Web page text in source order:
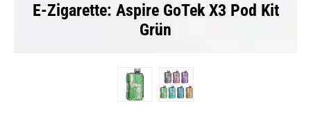
E-Zigarette: Aspire GoTek X3 Pod Kit
Grün